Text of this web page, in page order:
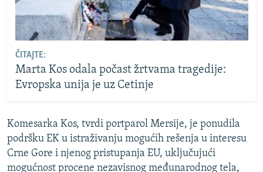
ČITAJTE:
Marta Kos odala počast žrtvama tragedije:
Evropska unija je uz Cetinje
Komesarka Kos, tvrdi portparol Mersije, je ponudila
podršku EK u istraživanju mogućih rešenja u interesu
Crne Gore i njenog pristupanja EU, uključujući
mogućnost procene nezavisnog međunarodnog tela,